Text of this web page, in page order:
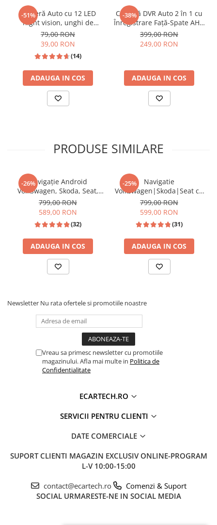
Meniu Aplicații Structurat si presetat in
Limba Romana
Procesor Sunet DSP (Digital Signal
Functie Split Screen, rulez 2 aplicatii in
-51%
Cameră Auto cu 12 LED
night vision, unghi de
vizualizare 170°, rezistentă
la apă IPX6 si praf
79,00 RON
39,00 RON
(14)
ADAUGA IN COS
-38%
Cameră DVR Auto 2 în 1 cu
Înregistrare Față-Spate AHD
720P și Cameră Marșarier
AHD 1080P, Unghi 120
Grade
399,00 RON
249,00 RON
ADAUGA IN COS
PRODUSE SIMILARE
-26%Navigație Android
Volkswagen, Skoda, Seat,
CarPlay & Android Auto,
ecran 7"|Compatibil Golf 5,
Golf 6, Jetta, Passat
B6/B7/CC, Polo, Tiguan,
Touran
799,00 RON
589,00 RON
(32)
ADAUGA IN COS
-25%
Navigatie
Volkswagen|Skoda|Seat cu
Android, Ecran de 9 Inch,
CarPlay si Android Auto,
dedicata Golf 5, Golf 6,
Jetta, Passat B6, CC, B7,
Polo, Tiguan, Touran,
Skoda, Seat
799,00 RON
599,00 RON
(31)
ADAUGA IN COS
Newsletter Nu rata ofertele si promotiile noastre
Vreau sa primesc newsletter cu promotiile
magazinului. Afla mai multe in Politica de
Confidentialitate
ECARTECH.RO
SERVICII PENTRU CLIENTI
DATE COMERCIALE
SUPORT CLIENTI MAGAZIN EXCLUSIV ONLINE-PROGRAM
L-V 10:00-15:00
contact@ecartech.ro
Comenzi & Suport
SOCIAL URMARESTE-NE IN SOCIAL MEDIA